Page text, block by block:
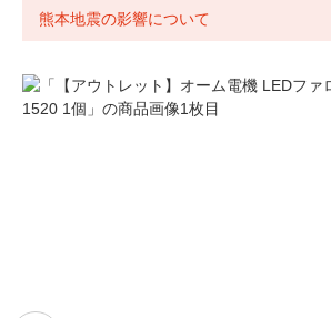
熊本地震の影響について